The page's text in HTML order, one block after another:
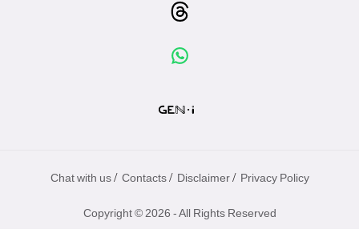
Chat with us / Contacts / Disclaimer / Privacy Policy
Copyright © 2026 - All Rights Reserved